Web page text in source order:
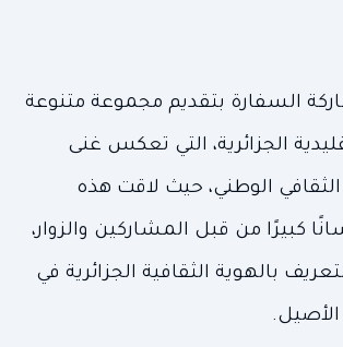
السفارة بتقديم مجموعة متنوعة
الجزائرية، التي تعكس غنى
الوطني، حيث لاقت هذه
كبيرًا من قبل المشاركين والزوار،
بالهوية الثقافية الجزائرية في
الأصيل.